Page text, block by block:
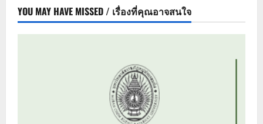
YOU MAY HAVE MISSED / เรื่องที่คุณอาจสนใจ